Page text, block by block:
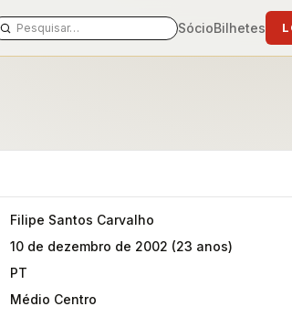
SócioBilhetes
Filipe Santos Carvalho
10 de dezembro de 2002 (23 anos)
PT
Médio Centro